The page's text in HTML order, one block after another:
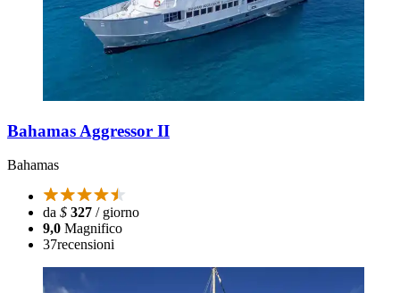
Bahamas Aggressor II
Bahamas
da $ 327 / giorno
9,0 Magnifico
37recensioni